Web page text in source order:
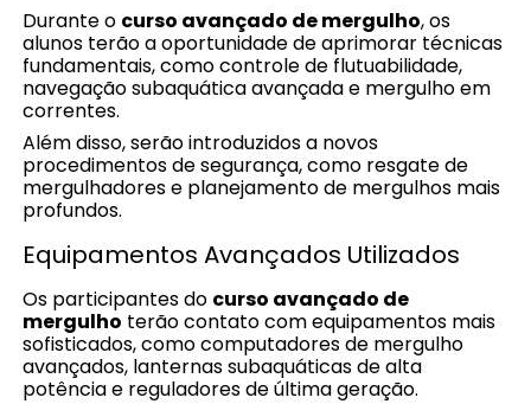
Durante o curso avançado de mergulho, os
alunos terão a oportunidade de aprimorar técnicas
fundamentais, como controle de flutuabilidade,
navegação subaquática avançada e mergulho em
correntes.
Além disso, serão introduzidos a novos
procedimentos de segurança, como resgate de
mergulhadores e planejamento de mergulhos mais
profundos.
Equipamentos Avançados Utilizados
Os participantes do curso avançado de
mergulho terão contato com equipamentos mais
sofisticados, como computadores de mergulho
avançados, lanternas subaquáticas de alta
potência e reguladores de última geração.